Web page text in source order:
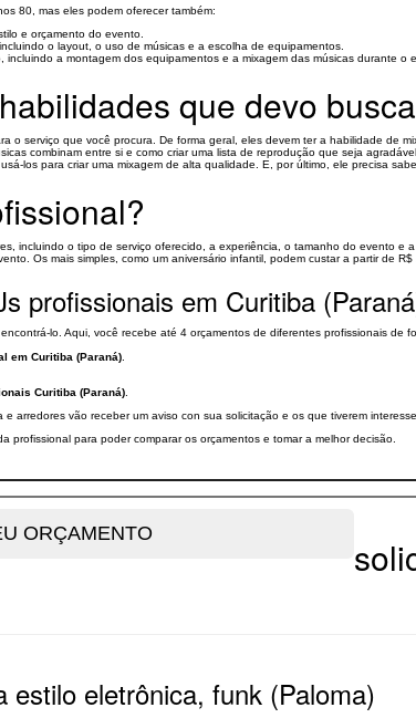
80, mas eles podem oferecer também:
e orçamento do evento.
o layout, o uso de músicas e a escolha de equipamentos.
a montagem dos equipamentos e a mixagem das músicas durante o
que devo
o serviço que você procura. De forma geral, eles devem ter a habilidade de
combinam entre si e como criar uma lista de reprodução que seja
los para criar uma mixagem de alta qualidade. E, por último, ele precisa
incluindo o tipo de serviço oferecido, a experiência, o tamanho do evento e a
Os mais simples, como um aniversário infantil, podem custar a partir de
profissionais em Curitiba
lo. Aqui, você recebe até 4 orçamentos de diferentes profissionais
em Curitiba (Paraná)
Curitiba (Paraná)
arredores vão receber um aviso con sua solicitação e os que tiverem
profissional para poder comparar os orçamentos e tomar a melhor decisão.
estilo eletrônica, funk (Paloma)